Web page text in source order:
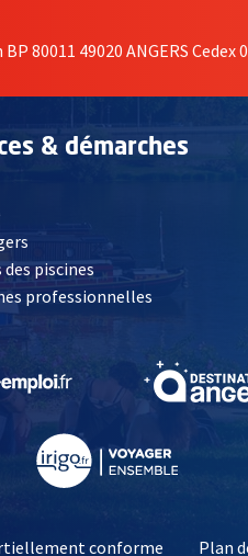
80011 49020 ANGERS Cedex
& démarches
, Ouvre une nouvelle fenêtre
piscines
professionnelles
fenêtre , Ouvre une nouvelle
conforme Plan